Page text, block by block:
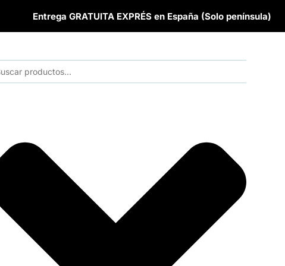
Entrega GRATUITA EXPRÉS en España (Solo península)